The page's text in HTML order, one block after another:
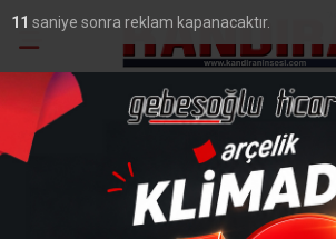
10 saniye sonra reklam kapanacaktır.